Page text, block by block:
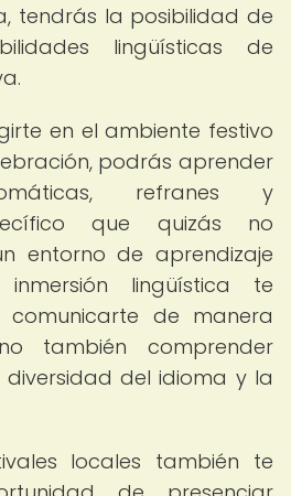
tendrás la posibilidad de
lingüísticas de
en el ambiente festivo
podrás aprender
refranes y
que quizás no
entorno de aprendizaje
lingüística te
de manera
también comprender
del idioma y la
locales también te